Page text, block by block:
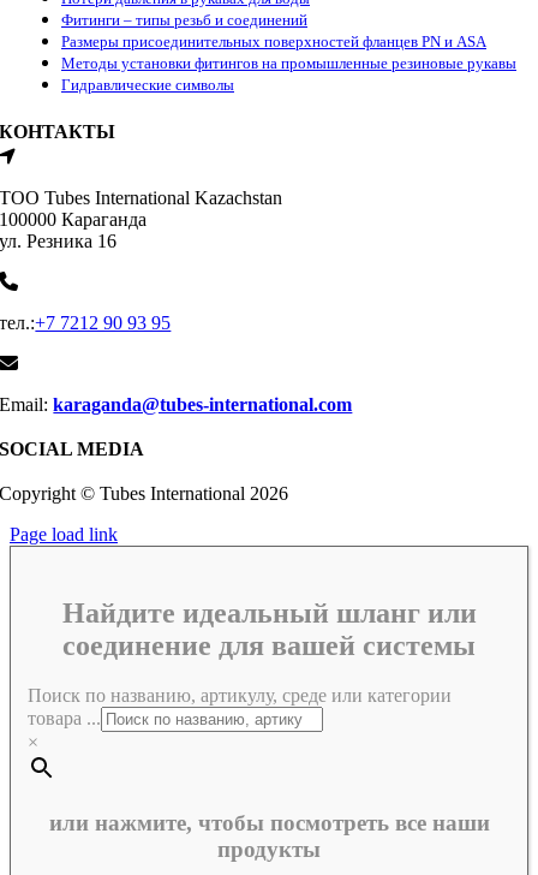
Фитинги – типы резьб и соединений
Размеры присоединительных поверхностей фланцев PN и ASA
Методы установки фитингов на промышленные резиновые рукавы
Гидравлические символы
КОНТАКТЫ
ТОО Tubes International Kazachstan
100000 Караганда
ул. Резника 16
тел.:+7 7212 90 93 95
Email:karaganda@tubes-international.com
SOCIAL MEDIA
Copyright © Tubes International 2026
Page load link
Найдите идеальный шланг или
соединение для вашей системы
Поиск по названию, артикулу, среде или категории
товара ...
×
или нажмите, чтобы посмотреть все наши
продукты